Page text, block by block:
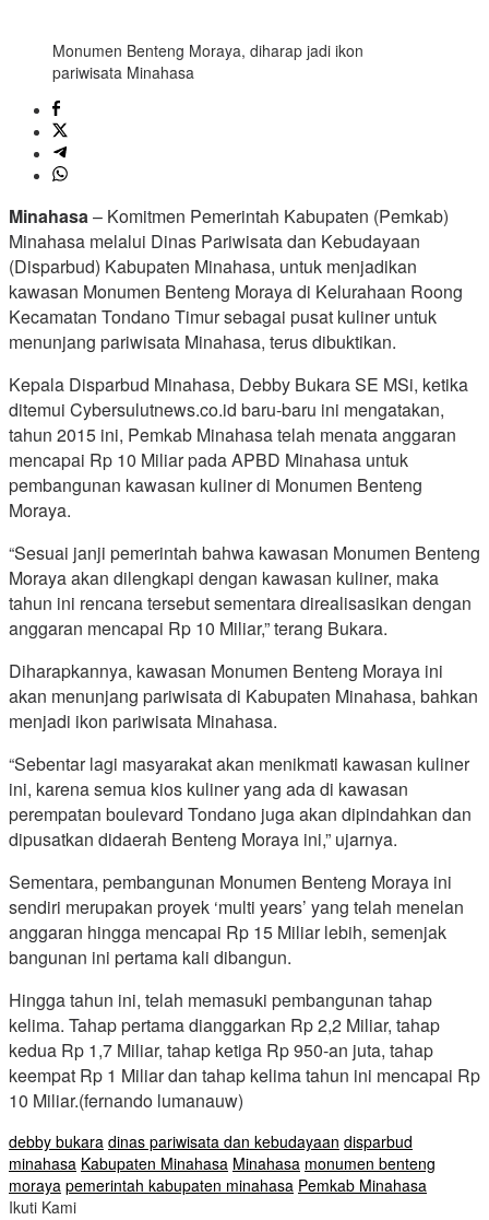
Monumen Benteng Moraya, diharap jadi ikon
pariwisata Minahasa
Minahasa– Komitmen Pemerintah Kabupaten (Pemkab)
Minahasa melalui Dinas Pariwisata dan Kebudayaan
(Disparbud) Kabupaten Minahasa, untuk menjadikan
kawasan Monumen Benteng Moraya di Kelurahaan Roong
Kecamatan Tondano Timur sebagai pusat kuliner untuk
menunjang pariwisata Minahasa, terus dibuktikan.
Kepala Disparbud Minahasa, Debby Bukara SE MSi, ketika
ditemui Cybersulutnews.co.id baru-baru ini mengatakan,
tahun 2015 ini, Pemkab Minahasa telah menata anggaran
mencapai Rp 10 Miliar pada APBD Minahasa untuk
pembangunan kawasan kuliner di Monumen Benteng
Moraya.
“Sesuai janji pemerintah bahwa kawasan Monumen Benteng
Moraya akan dilengkapi dengan kawasan kuliner, maka
tahun ini rencana tersebut sementara direalisasikan dengan
anggaran mencapai Rp 10 Miliar,” terang Bukara.
Diharapkannya, kawasan Monumen Benteng Moraya ini
akan menunjang pariwisata di Kabupaten Minahasa, bahkan
menjadi ikon pariwisata Minahasa.
“Sebentar lagi masyarakat akan menikmati kawasan kuliner
ini, karena semua kios kuliner yang ada di kawasan
perempatan boulevard Tondano juga akan dipindahkan dan
dipusatkan didaerah Benteng Moraya ini,” ujarnya.
Sementara, pembangunan Monumen Benteng Moraya ini
sendiri merupakan proyek ‘multi years’ yang telah menelan
anggaran hingga mencapai Rp 15 Miliar lebih, semenjak
bangunan ini pertama kali dibangun.
Hingga tahun ini, telah memasuki pembangunan tahap
kelima. Tahap pertama dianggarkan Rp 2,2 Miliar, tahap
kedua Rp 1,7 Miliar, tahap ketiga Rp 950-an juta, tahap
keempat Rp 1 Miliar dan tahap kelima tahun ini mencapai Rp
10 Miliar.(fernando lumanauw)
debby bukara dinas pariwisata dan kebudayaan disparbud
minahasa Kabupaten Minahasa Minahasa monumen benteng
moraya pemerintah kabupaten minahasa Pemkab Minahasa
Ikuti Kami